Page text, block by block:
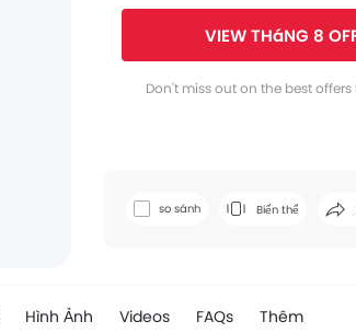
VIEW THáNG 8
Don't miss out on the best
so sánh Biến thể
Hình Ảnh Videos FAQs Thêm